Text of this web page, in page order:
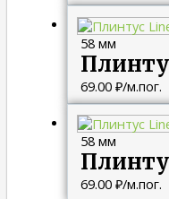
58 мм
69.00 ₽/м.пог.
58 мм
69.00 ₽/м.пог.